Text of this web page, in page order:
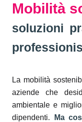
Mobilità
soluzioni
La mobilità
aziende che
ambientale e
dipendenti. Ma